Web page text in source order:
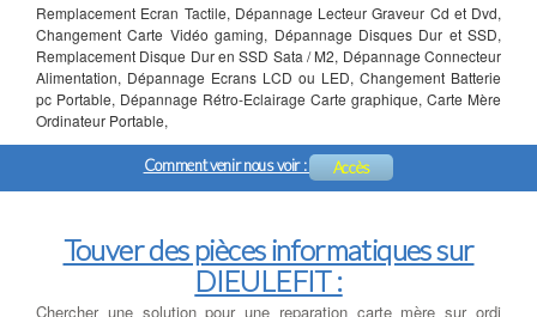
Remplacement Ecran Tactile, Dépannage Lecteur Graveur Cd et Dvd,
Changement Carte Vidéo gaming, Dépannage Disques Dur et SSD,
Remplacement Disque Dur en SSD Sata / M2, Dépannage Connecteur
Alimentation, Dépannage Ecrans LCD ou LED, Changement Batterie
pc Portable, Dépannage Rétro-Eclairage Carte graphique, Carte Mère
Ordinateur Portable,
Comment venir nous voir : Accès
Touver des pièces informatiques sur
DIEULEFIT :
Chercher une solution pour une reparation carte mère sur ordi